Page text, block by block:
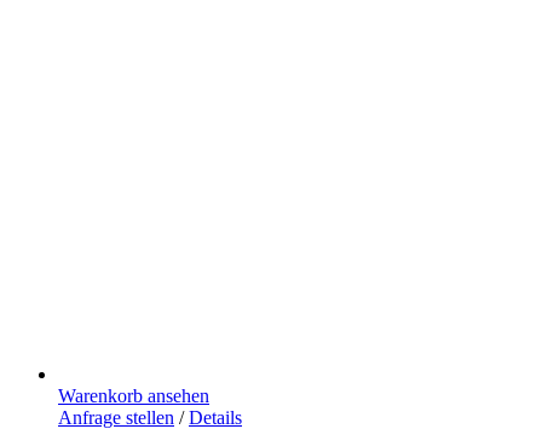
Warenkorb ansehen
Anfrage stellen / Details